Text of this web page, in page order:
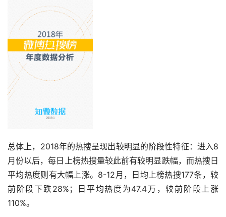
总体上，2018年的热搜呈现出较明显的阶段性特征：进入8
月份以后，每日上榜热搜量较此前有较明显跌幅，而热搜日
平均热度则有大幅上涨。8-12月，日均上榜热搜177条，较
前阶段下跌28%；日平均热度为47.4万，较前阶段上涨
110%。